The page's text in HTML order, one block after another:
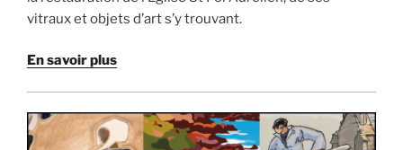
vitraux et objets d’art s’y trouvant.
En savoir plus